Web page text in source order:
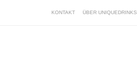
KONTAKT ÜBER UNIQUEDRINKS.